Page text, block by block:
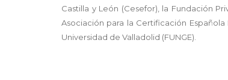
Castilla y León (Cesefor), la Fundación
Asociación para la Certificación Española
Universidad de Valladolid (FUNGE).